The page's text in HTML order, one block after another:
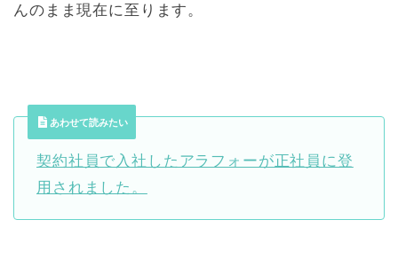
んのまま現在に至ります。
あわせて読みたい
契約社員で入社したアラフォーが正社員に登
用されました。